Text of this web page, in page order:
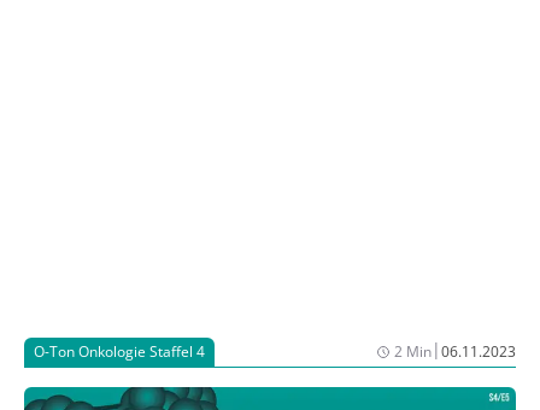
O-Ton Onkologie Staffel 4 2 Min|06.11.2023